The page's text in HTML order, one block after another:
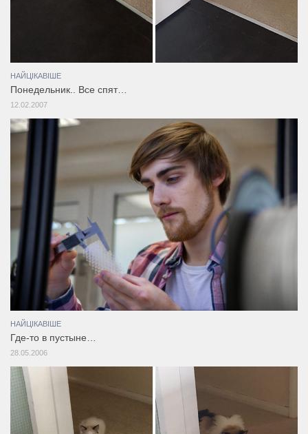
НАЙЦІКАВІШЕ
Понедельник.. Все спят…
12.02.2007
НАЙЦІКАВІШЕ
Где-то в пустыне…
28.05.2006